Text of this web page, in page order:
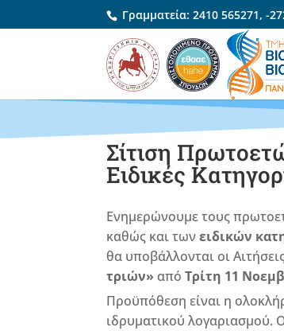
Γραμματεία:2410 565271,-
Σίτιση
Ειδικές
Ενημερώνουμε τους
καθώς και τωνειδικών
θα υποβάλλονται οι
τριών» από Τρίτη 11
Προϋπόθεση είναι η
ιδρυματικού λογαριασμού.